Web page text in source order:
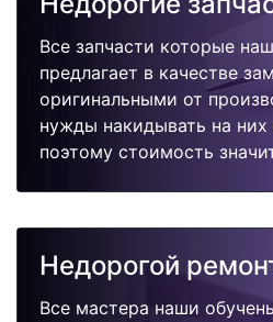
Все запчасти которые
предлагает в качестве
оригинальными от
нужды накидывать на них
поэтому стоимость
Недорогой
Все мастера наши